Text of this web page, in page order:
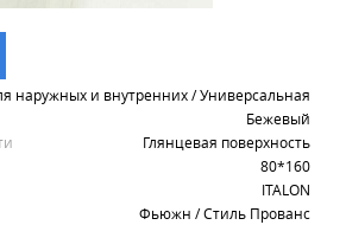
наружных и внутренних / Универсальная
Бежевый
Глянцевая поверхность
80*160
ITALON
Фьюжн / Стиль Прованс